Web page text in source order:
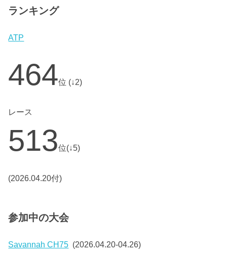
ランキング
ATP
464位 (↓2)
レース
513位(↓5)
(2026.04.20付)
参加中の大会
Savannah CH75 (2026.04.20-04.26)